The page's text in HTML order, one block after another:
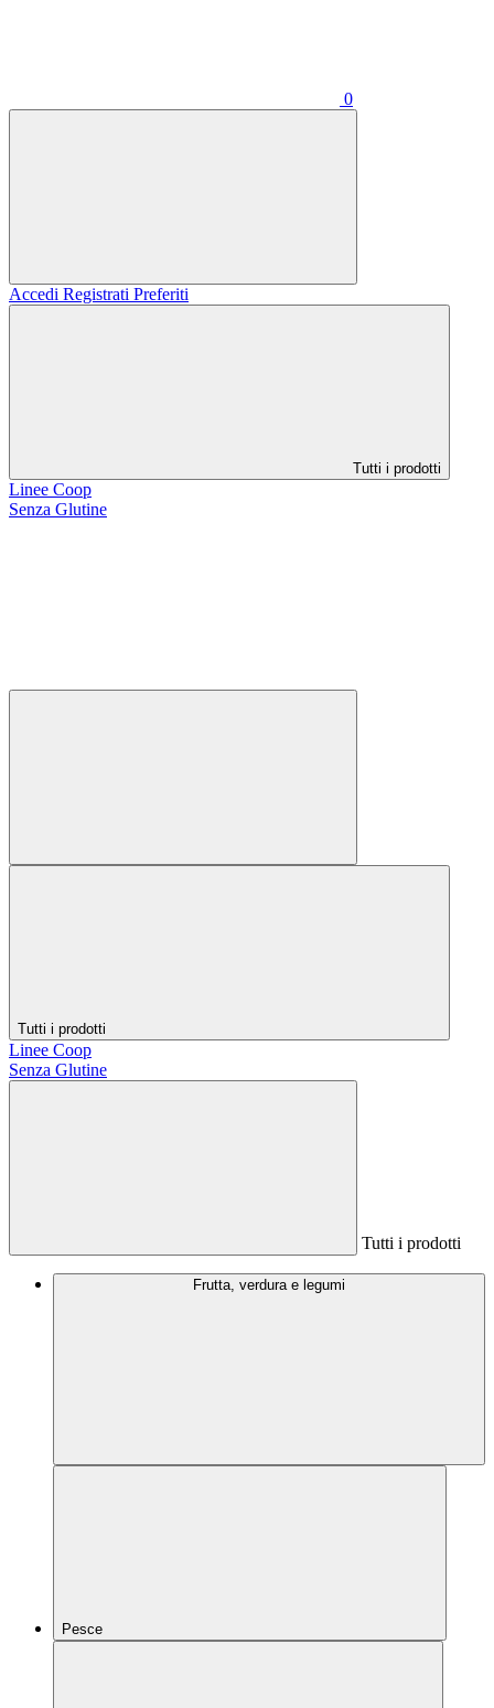
0
Accedi Registrati Preferiti
Tutti i prodotti
Linee Coop
Senza Glutine
Tutti i prodotti
Linee Coop
Senza Glutine
Tutti i prodotti
Frutta, verdura e legumi
Pesce